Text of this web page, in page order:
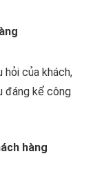
của khách,
đáng kể công
hàng